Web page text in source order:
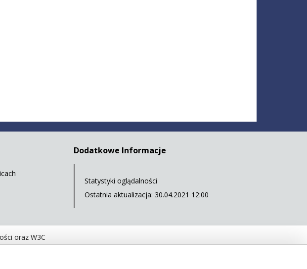
Dodatkowe Informacje
Statystyki oglądalności
Ostatnia aktualizacja: 30.04.2021 12:00
oraz W3C